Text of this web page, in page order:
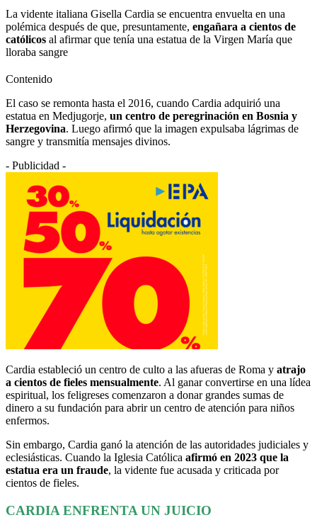
La vidente italiana Gisella Cardia se encuentra envuelta en una
polémica después de que, presuntamente, engañara a cientos de
católicos al afirmar que tenía una estatua de la Virgen María que
lloraba sangre
Contenido
El caso se remonta hasta el 2016, cuando Cardia adquirió una
estatua en Medjugorje, un centro de peregrinación en Bosnia y
Herzegovina. Luego afirmó que la imagen expulsaba lágrimas de
sangre y transmitía mensajes divinos.
- Publicidad -
Cardia estableció un centro de culto a las afueras de Roma y atrajo
a cientos de fieles mensualmente. Al ganar convertirse en una lídea
espiritual, los feligreses comenzaron a donar grandes sumas de
dinero a su fundación para abrir un centro de atención para niños
enfermos.
Sin embargo, Cardia ganó la atención de las autoridades judiciales y
eclesiásticas. Cuando la Iglesia Católica afirmó en 2023 que la
estatua era un fraude, la vidente fue acusada y criticada por
cientos de fieles.
CARDIA ENFRENTA UN JUICIO